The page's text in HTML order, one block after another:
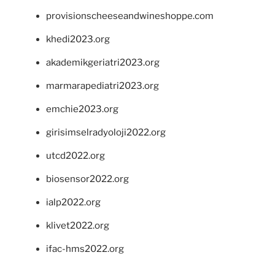
provisionscheeseandwineshoppe.com
khedi2023.org
akademikgeriatri2023.org
marmarapediatri2023.org
emchie2023.org
girisimselradyoloji2022.org
utcd2022.org
biosensor2022.org
ialp2022.org
klivet2022.org
ifac-hms2022.org